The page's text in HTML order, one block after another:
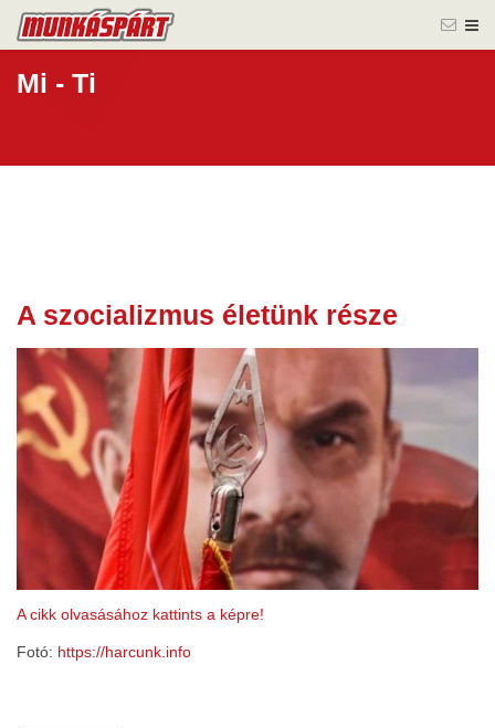
Mi - Ti
2025
A szocializmus életünk része
A cikk olvasásához kattints a képre!
Fotó: https://harcunk.info